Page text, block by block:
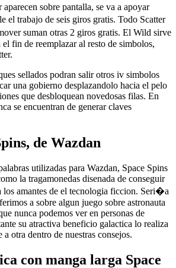
aparecen sobre pantalla, se va a apoyar
el trabajo de seis giros gratis. Todo Scatter
suman otras 2 giros gratis. El Wild sirve
fin de reemplazar al resto de simbolos,
sellados podran salir otros iv simbolos
una gobierno desplazandolo hacia el pelo
que desbloquean novedosas filas. En
se encuentran de generar claves
de Wazdan
utilizadas para Wazdan, Space Spins
la tragamonedas disenada de conseguir
los amantes de el tecnologia ficcion. Seri�a
a sobre algun juego sobre astronauta
nunca podemos ver en personas de
su atractiva beneficio galactica lo realiza
a otra dentro de nuestras consejos.
con manga larga Space